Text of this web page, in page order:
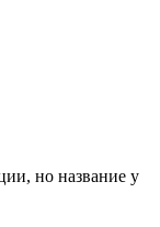
но название у